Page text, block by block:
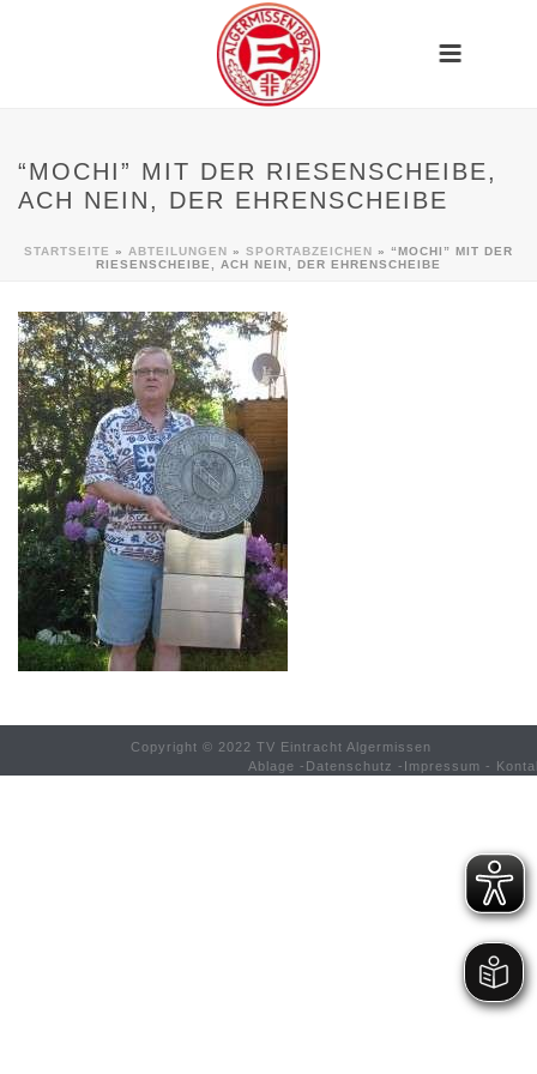
“MOCHI” MIT DER RIESENSCHEIBE,
ACH NEIN, DER EHRENSCHEIBE
STARTSEITE » ABTEILUNGEN » SPORTABZEICHEN » “MOCHI” MIT DER
RIESENSCHEIBE, ACH NEIN, DER EHRENSCHEIBE
Copyright © 2022 TV Eintracht Algermissen
Ablage - Datenschutz - Impressum -